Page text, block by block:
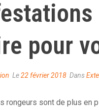
pour
Le22 février 2018 Dans
rongeurs sont de plus en